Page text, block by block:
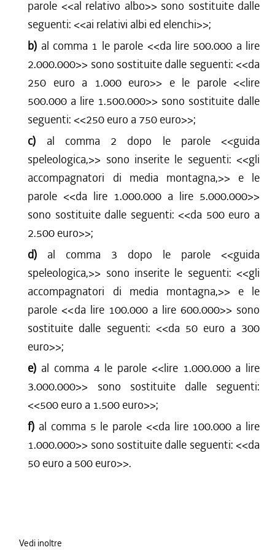
parole <<al relativo albo>> sono sostituite dalle
seguenti: <<ai relativi albi ed elenchi>>;
b) al comma 1 le parole <<da lire 500.000 a lire
2.000.000>> sono sostituite dalle seguenti: <<da
250 euro a 1.000 euro>> e le parole <<lire
500.000 a lire 1.500.000>> sono sostituite dalle
seguenti: <<250 euro a 750 euro>>;
c) al comma 2 dopo le parole <<guida
speleologica,>> sono inserite le seguenti: <<gli
accompagnatori di media montagna,>> e le
parole <<da lire 1.000.000 a lire 5.000.000>>
sono sostituite dalle seguenti: <<da 500 euro a
2.500 euro>>;
d) al comma 3 dopo le parole <<guida
speleologica,>> sono inserite le seguenti: <<gli
accompagnatori di media montagna,>> e le
parole <<da lire 100.000 a lire 600.000>> sono
sostituite dalle seguenti: <<da 50 euro a 300
euro>>;
e) al comma 4 le parole <<lire 1.000.000 a lire
3.000.000>> sono sostituite dalle seguenti:
<<500 euro a 1.500 euro>>;
f) al comma 5 le parole <<da lire 100.000 a lire
1.000.000>> sono sostituite dalle seguenti: <<da
50 euro a 500 euro>>.
Vedi inoltre